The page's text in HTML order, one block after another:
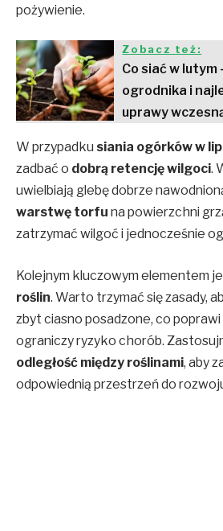
pożywienie.
Zobacz też:
Co siać w lutym
ogrodnika i
uprawy
W przypadku siania ogórków w
zadbać o dobrą retencję wilgoci.
uwielbiają glebę dobrze
warstwę torfu na powierzchni
zatrzymać wilgoć i jednocześnie
Kolejnym kluczowym elementem
roślin. Warto trzymać się zasady,
zbyt ciasno posadzone, co
ograniczy ryzyko chorób.
odległość między roślinami, aby
odpowiednią przestrzeń do